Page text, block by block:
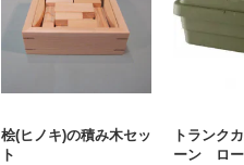
桧(ヒノキ)の積み木セッ
ト
トランク
ーン ロ